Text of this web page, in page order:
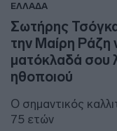
ΕΛΛΑΔΑ
Σωτήρης
την Μαίρη Ράζη
ματόκλαδά σου
ηθοποιού
Ο σημαντικός
75 ετών